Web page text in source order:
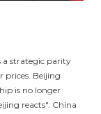
a strategic parity
prices. Beijing
is no longer
reacts". China